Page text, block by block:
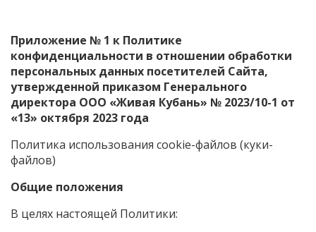
Приложение № 1 к Политике
конфиденциальности в отношении обработки
персональных данных посетителей Сайта,
утвержденной приказом Генерального
директора ООО «Живая Кубань» № 2023/10-1 от
«13» октября 2023 года
Политика использования cookie-файлов (куки-
файлов)
Общие положения
В целях настоящей Политики: